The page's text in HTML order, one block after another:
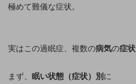
極めて難儀な症状。
実はこの過眠症、複数の病気の症状
まず、 眠い状態（症状）別 に